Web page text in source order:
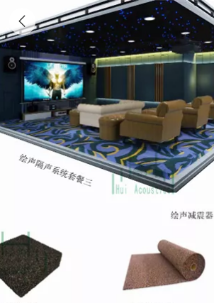
绘声隔声系统套餐二